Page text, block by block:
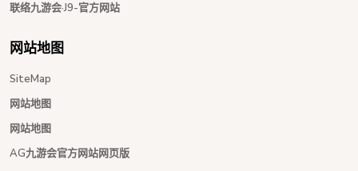
联络九游会·J9-官方网站
网站地图
SiteMap
网站地图
网站地图
AG九游会官方网站网页版